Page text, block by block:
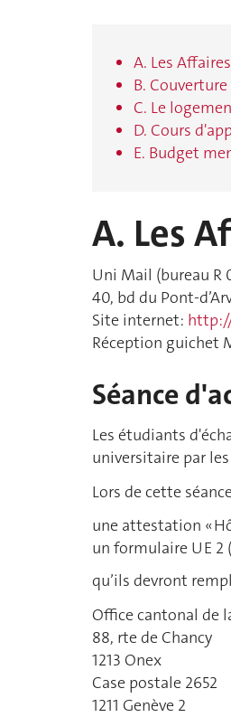
A. Les
B.
C. Le
D. Cours
E. Budget
A. Les
Uni Mail (bureau R
40, bd du Pont-
Site internet:
Réception guichet
Séance
Les étudiants
universitaire par
Lors de cette
une attestation «
un formulaire UE 2
qu’ils devront
Office cantonal de
88, rte de Chancy
1213 Onex
Case postale 2652
1211 Genève 2